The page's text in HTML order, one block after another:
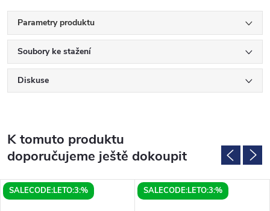
Parametry produktu
Soubory ke stažení
Diskuse
K tomuto produktu
doporučujeme ještě dokoupit
SALECODE:LETO:3:% SALECODE:LETO:3:%